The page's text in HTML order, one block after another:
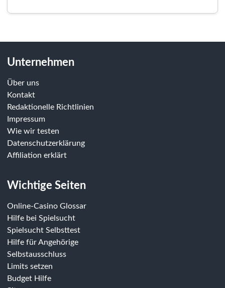
Unternehmen
Über uns
Kontakt
Redaktionelle Richtlinien
Impressum
Wie wir testen
Datenschutzerklärung
Affiliation erklärt
Wichtige Seiten
Online-Casino Glossar
Hilfe bei Spielsucht
Spielsucht Selbsttest
Hilfe für Angehörige
Selbstausschluss
Limits setzen
Budget Hilfe